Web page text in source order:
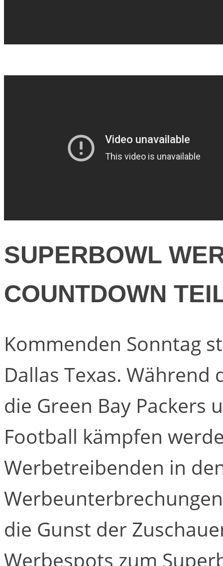
SUPERBOWL
COUNTDOWN
Kommenden Sonntag
Dallas Texas. Während
die Green Bay Packers
Football kämpfen
Werbetreibenden in
die Gunst der
Werbespots zum